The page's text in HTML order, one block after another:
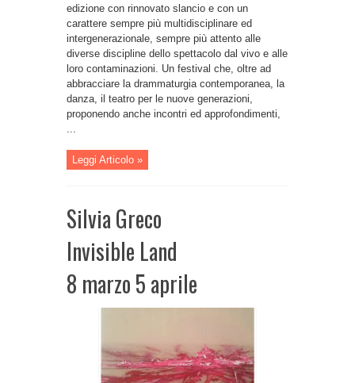
edizione con rinnovato slancio e con un
carattere sempre più multidisciplinare ed
intergenerazionale, sempre più attento alle
diverse discipline dello spettacolo dal vivo e alle
loro contaminazioni. Un festival che, oltre ad
abbracciare la drammaturgia contemporanea, la
danza, il teatro per le nuove generazioni,
proponendo anche incontri ed approfondimenti,
Leggi Articolo »
Silvia Greco
Invisible Land
8 marzo 5 aprile